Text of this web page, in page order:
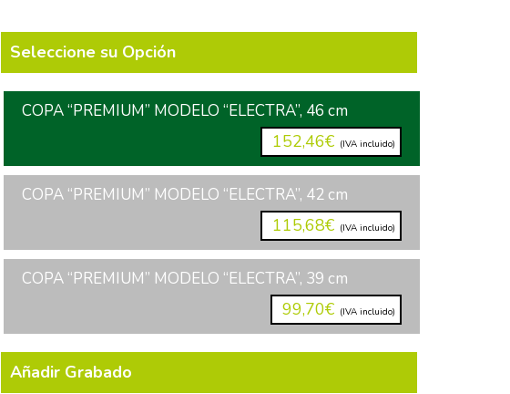
Seleccione su Opción
COPA “PREMIUM” MODELO “ELECTRA”, 46 cm
152,46€ (IVA incluido)
COPA “PREMIUM” MODELO “ELECTRA”, 42 cm
115,68€ (IVA incluido)
COPA “PREMIUM” MODELO “ELECTRA”, 39 cm
99,70€ (IVA incluido)
Añadir Grabado